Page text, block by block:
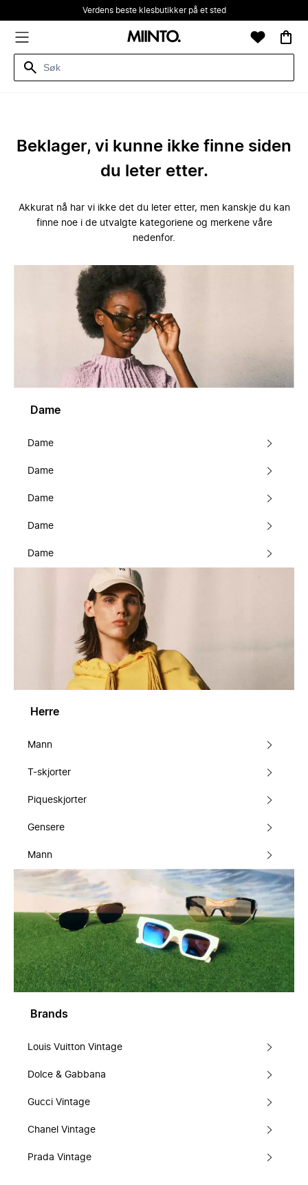
Verdens beste klesbutikker på et sted
Beklager, vi kunne ikke finne siden
du leter etter.
Akkurat nå har vi ikke det du leter etter, men kanskje du kan
finne noe i de utvalgte kategoriene og merkene våre
nedenfor.
Dame
Dame
Dame
Dame
Dame
Dame
Herre
Mann
T-skjorter
Piqueskjorter
Gensere
Mann
Brands
Louis Vuitton Vintage
Dolce & Gabbana
Gucci Vintage
Chanel Vintage
Prada Vintage